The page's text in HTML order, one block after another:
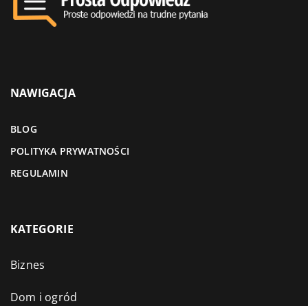
NAWIGACJA
BLOG
POLITYKA PRYWATNOŚCI
REGULAMIN
KATEGORIE
Biznes
Dom i ogród